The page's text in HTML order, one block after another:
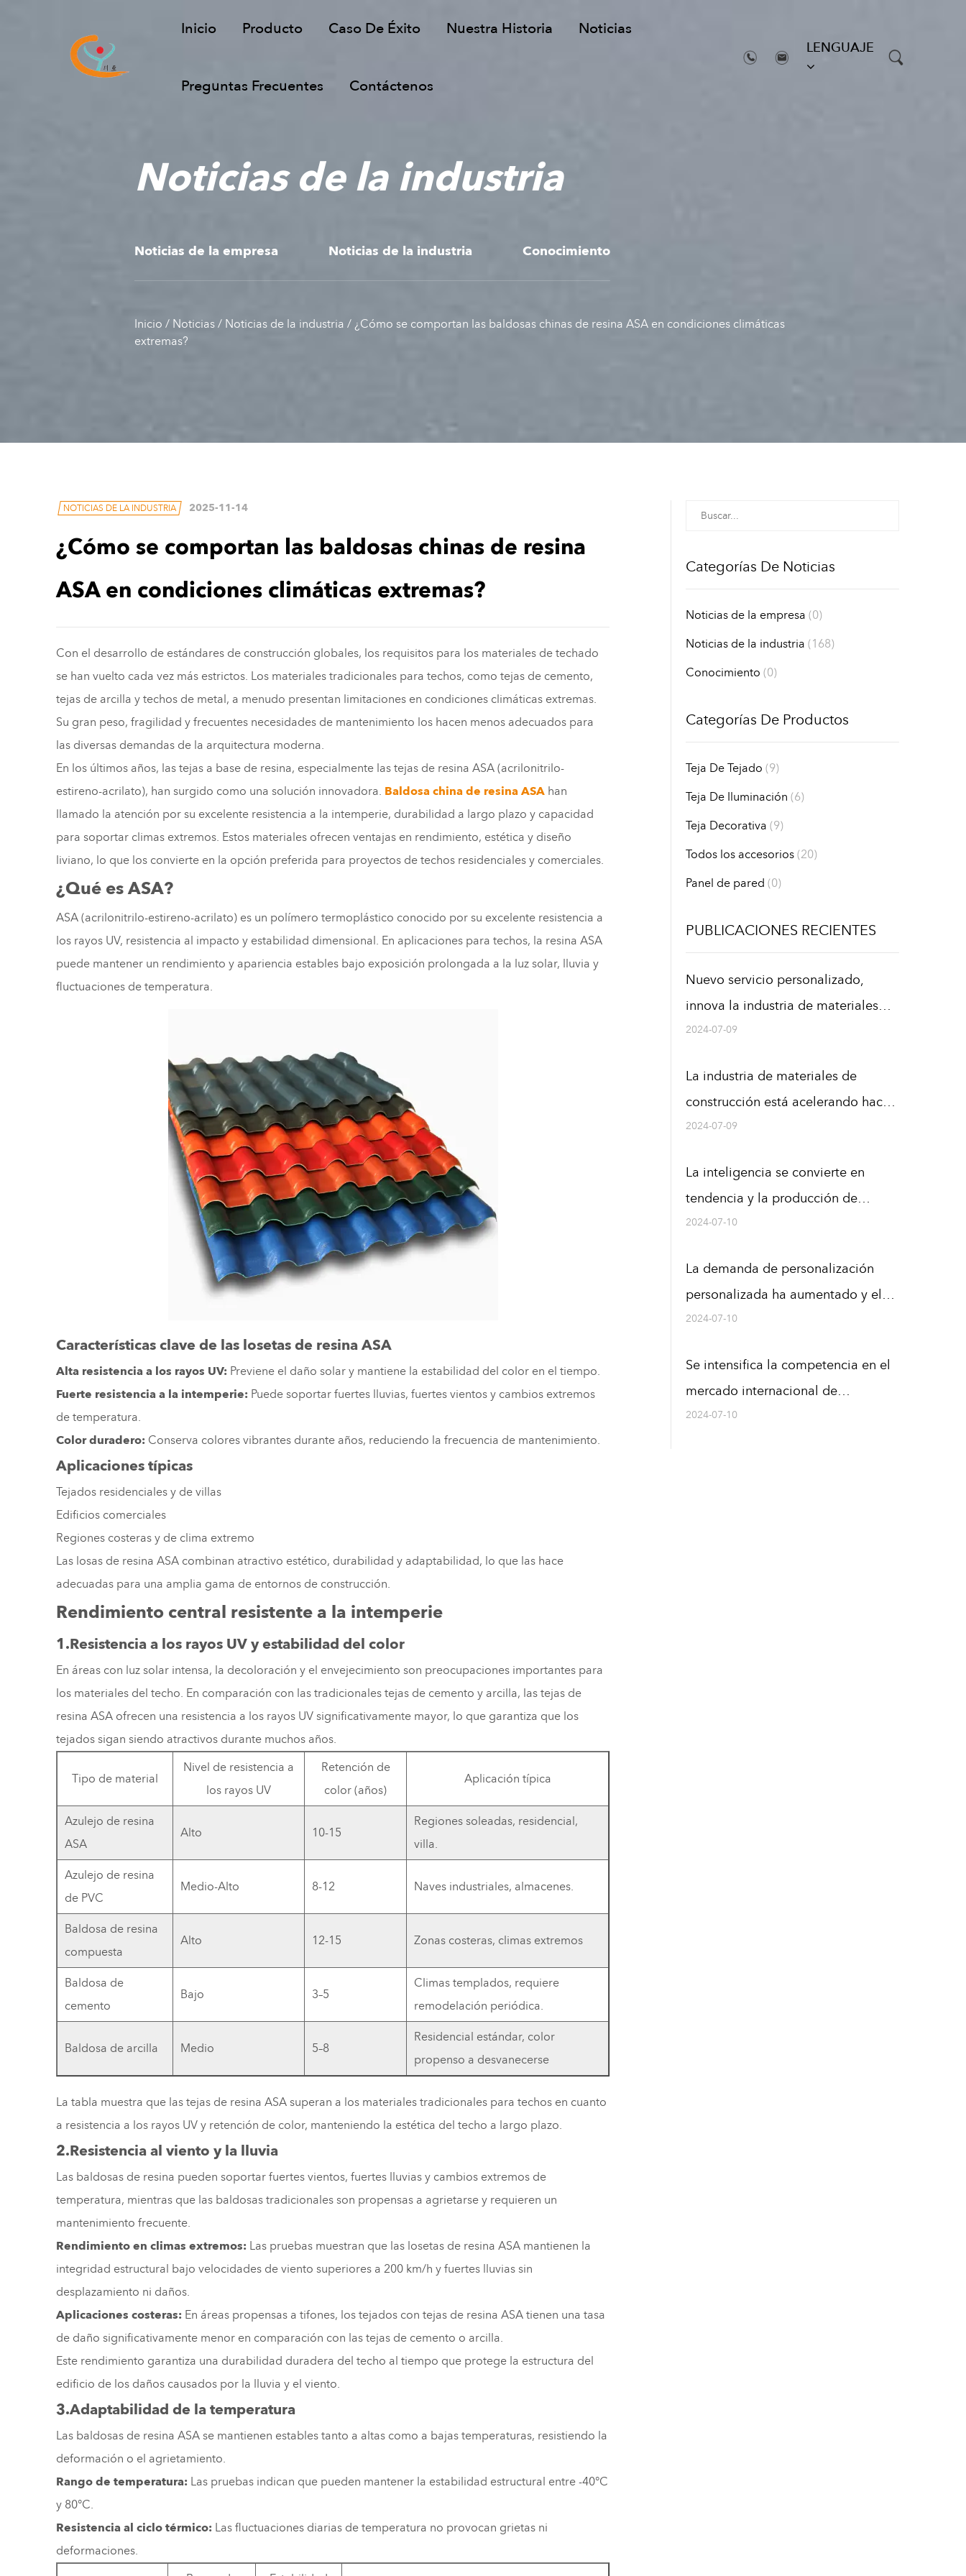
Inicio Producto Caso De Éxito Nuestra Historia Noticias
Preguntas Frecuentes Contáctenos
LENGUAJE
Noticias de la industria
Noticias de la empresa Noticias de la industria Conocimiento
Inicio / Noticias/ Noticias de la industria / ¿Cómo se comportan las baldosas chinas de resina ASA en condiciones climáticas
extremas?
Categorías De Noticias
Noticias de la empresa(0)
Noticias de la industria(168)
Conocimiento(0)
Categorías De Productos
Teja De Tejado(9)
Teja De Iluminación(6)
Teja Decorativa(9)
Todos los accesorios(20)
Panel de pared(0)
PUBLICACIONES RECIENTES
Nuevo servicio personalizado,
innova la industria de materiales
para techos
2024-07-09
La industria de materiales de
construcción está acelerando hacia
un desarrollo verde y sostenible
2024-07-09
La inteligencia se convierte en
tendencia y la producción de
materiales de construcción entra en
2024-07-10
La demanda de personalización
personalizada ha aumentado y el
mercado de materiales de
amplias perspectivas
2024-07-10
Se intensifica la competencia en el
mercado internacional de
materiales de construcción y las
2024-07-10
NOTICIAS DE LA INDUSTRIA 2025-11-14
¿Cómo se comportan las baldosas chinas de resina
ASA en condiciones climáticas extremas?
Con el desarrollo de estándares de construcción globales, los requisitos para los materiales de techado
se han vuelto cada vez más estrictos. Los materiales tradicionales para techos, como tejas de cemento,
tejas de arcilla y techos de metal, a menudo presentan limitaciones en condiciones climáticas extremas.
Su gran peso, fragilidad y frecuentes necesidades de mantenimiento los hacen menos adecuados para
las diversas demandas de la arquitectura moderna.
En los últimos años, las tejas a base de resina, especialmente las tejas de resina ASA (acrilonitrilo-
estireno-acrilato), han surgido como una solución innovadora. Baldosa china de resina ASA han
llamado la atención por su excelente resistencia a la intemperie, durabilidad a largo plazo y capacidad
para soportar climas extremos. Estos materiales ofrecen ventajas en rendimiento, estética y diseño
liviano, lo que los convierte en la opción preferida para proyectos de techos residenciales y comerciales.
¿Qué es ASA?
ASA (acrilonitrilo-estireno-acrilato) es un polímero termoplástico conocido por su excelente resistencia a
los rayos UV, resistencia al impacto y estabilidad dimensional. En aplicaciones para techos, la resina ASA
puede mantener un rendimiento y apariencia estables bajo exposición prolongada a la luz solar, lluvia y
fluctuaciones de temperatura.
Características clave de las losetas de resina ASA
Alta resistencia a los rayos UV: Previene el daño solar y mantiene la estabilidad del color en el tiempo.
Fuerte resistencia a la intemperie: Puede soportar fuertes lluvias, fuertes vientos y cambios extremos
de temperatura.
Color duradero: Conserva colores vibrantes durante años, reduciendo la frecuencia de mantenimiento.
Aplicaciones típicas
Tejados residenciales y de villas
Edificios comerciales
Regiones costeras y de clima extremo
Las losas de resina ASA combinan atractivo estético, durabilidad y adaptabilidad, lo que las hace
adecuadas para una amplia gama de entornos de construcción.
Rendimiento central resistente a la intemperie
1.Resistencia a los rayos UV y estabilidad del color
En áreas con luz solar intensa, la decoloración y el envejecimiento son preocupaciones importantes para
los materiales del techo. En comparación con las tradicionales tejas de cemento y arcilla, las tejas de
resina ASA ofrecen una resistencia a los rayos UV significativamente mayor, lo que garantiza que los
tejados sigan siendo atractivos durante muchos años.
Tipo de material
Nivel de resistencia a
los rayos UV
Retención de
color (años)
Aplicación típica
Azulejo de resina
ASA
Alto 10-15
Regiones soleadas, residencial,
villa.
Azulejo de resina
de PVC
Medio-Alto 8-12 Naves industriales, almacenes.
Baldosa de resina
compuesta
Alto 12-15 Zonas costeras, climas extremos
Baldosa de
cemento
Bajo 3–5
Climas templados, requiere
remodelación periódica.
Baldosa de arcilla Medio 5–8
Residencial estándar, color
propenso a desvanecerse
La tabla muestra que las tejas de resina ASA superan a los materiales tradicionales para techos en cuanto
a resistencia a los rayos UV y retención de color, manteniendo la estética del techo a largo plazo.
2.Resistencia al viento y la lluvia
Las baldosas de resina pueden soportar fuertes vientos, fuertes lluvias y cambios extremos de
temperatura, mientras que las baldosas tradicionales son propensas a agrietarse y requieren un
mantenimiento frecuente.
Rendimiento en climas extremos: Las pruebas muestran que las losetas de resina ASA mantienen la
integridad estructural bajo velocidades de viento superiores a 200 km/h y fuertes lluvias sin
desplazamiento ni daños.
Aplicaciones costeras: En áreas propensas a tifones, los tejados con tejas de resina ASA tienen una tasa
de daño significativamente menor en comparación con las tejas de cemento o arcilla.
Este rendimiento garantiza una durabilidad duradera del techo al tiempo que protege la estructura del
edificio de los daños causados ​​por la lluvia y el viento.
3.Adaptabilidad de la temperatura
Las baldosas de resina ASA se mantienen estables tanto a altas como a bajas temperaturas, resistiendo la
deformación o el agrietamiento.
Rango de temperatura: Las pruebas indican que pueden mantener la estabilidad estructural entre -40°C
y 80°C.
Resistencia al ciclo térmico: Las fluctuaciones diarias de temperatura no provocan grietas ni
deformaciones.